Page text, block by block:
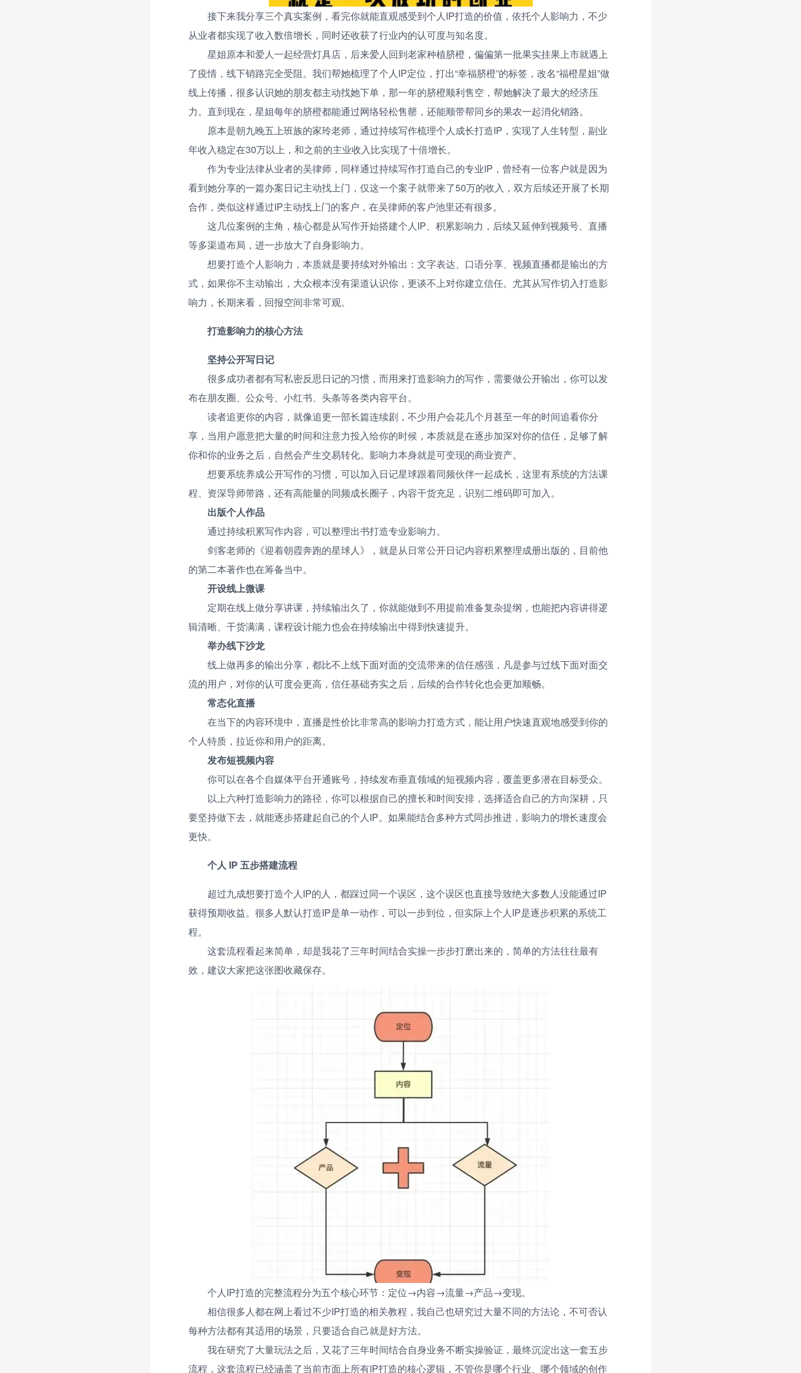
接下来我分享三个真实案例，看完你就能直观感受到个人IP打造的价值，依托个人影响力，不少
从业者都实现了收入数倍增长，同时还收获了行业内的认可度与知名度。
星姐原本和爱人一起经营灯具店，后来爱人回到老家种植脐橙，偏偏第一批果实挂果上市就遇上
了疫情，线下销路完全受阻。我们帮她梳理了个人IP定位，打出“幸福脐橙”的标签，改名“福橙星姐”做
线上传播，很多认识她的朋友都主动找她下单，那一年的脐橙顺利售空，帮她解决了最大的经济压
力。直到现在，星姐每年的脐橙都能通过网络轻松售罄，还能顺带帮同乡的果农一起消化销路。
原本是朝九晚五上班族的家玲老师，通过持续写作梳理个人成长打造IP，实现了人生转型，副业
年收入稳定在30万以上，和之前的主业收入比实现了十倍增长。
作为专业法律从业者的吴律师，同样通过持续写作打造自己的专业IP，曾经有一位客户就是因为
看到她分享的一篇办案日记主动找上门，仅这一个案子就带来了50万的收入，双方后续还开展了长期
合作，类似这样通过IP主动找上门的客户，在吴律师的客户池里还有很多。
这几位案例的主角，核心都是从写作开始搭建个人IP、积累影响力，后续又延伸到视频号、直播
等多渠道布局，进一步放大了自身影响力。
想要打造个人影响力，本质就是要持续对外输出：文字表达、口语分享、视频直播都是输出的方
式，如果你不主动输出，大众根本没有渠道认识你，更谈不上对你建立信任。尤其从写作切入打造影
响力，长期来看，回报空间非常可观。
打造影响力的核心方法
坚持公开写日记
很多成功者都有写私密反思日记的习惯，而用来打造影响力的写作，需要做公开输出，你可以发
布在朋友圈、公众号、小红书、头条等各类内容平台。
读者追更你的内容，就像追更一部长篇连续剧，不少用户会花几个月甚至一年的时间追看你分
享，当用户愿意把大量的时间和注意力投入给你的时候，本质就是在逐步加深对你的信任，足够了解
你和你的业务之后，自然会产生交易转化。影响力本身就是可变现的商业资产。
想要系统养成公开写作的习惯，可以加入日记星球跟着同频伙伴一起成长，这里有系统的方法课
程、资深导师带路，还有高能量的同频成长圈子，内容干货充足，识别二维码即可加入。
出版个人作品
通过持续积累写作内容，可以整理出书打造专业影响力。
剑客老师的《迎着朝霞奔跑的星球人》，就是从日常公开日记内容积累整理成册出版的，目前他
的第二本著作也在筹备当中。
开设线上微课
定期在线上做分享讲课，持续输出久了，你就能做到不用提前准备复杂提纲，也能把内容讲得逻
辑清晰、干货满满，课程设计能力也会在持续输出中得到快速提升。
举办线下沙龙
线上做再多的输出分享，都比不上线下面对面的交流带来的信任感强，凡是参与过线下面对面交
流的用户，对你的认可度会更高，信任基础夯实之后，后续的合作转化也会更加顺畅。
常态化直播
在当下的内容环境中，直播是性价比非常高的影响力打造方式，能让用户快速直观地感受到你的
个人特质，拉近你和用户的距离。
发布短视频内容
你可以在各个自媒体平台开通账号，持续发布垂直领域的短视频内容，覆盖更多潜在目标受众。
以上六种打造影响力的路径，你可以根据自己的擅长和时间安排，选择适合自己的方向深耕，只
要坚持做下去，就能逐步搭建起自己的个人IP。如果能结合多种方式同步推进，影响力的增长速度会
更快。
个人 IP 五步搭建流程
超过九成想要打造个人IP的人，都踩过同一个误区，这个误区也直接导致绝大多数人没能通过IP
获得预期收益。很多人默认打造IP是单一动作，可以一步到位，但实际上个人IP是逐步积累的系统工
程。
这套流程看起来简单，却是我花了三年时间结合实操一步步打磨出来的，简单的方法往往最有
效，建议大家把这张图收藏保存。
个人IP打造的完整流程分为五个核心环节：定位→内容→流量→产品→变现。
相信很多人都在网上看过不少IP打造的相关教程，我自己也研究过大量不同的方法论，不可否认
每种方法都有其适用的场景，只要适合自己就是好方法。
我在研究了大量玩法之后，又花了三年时间结合自身业务不断实操验证，最终沉淀出这一套五步
流程，这套流程已经涵盖了当前市面上所有IP打造的核心逻辑，不管你是哪个行业、哪个领域的创作